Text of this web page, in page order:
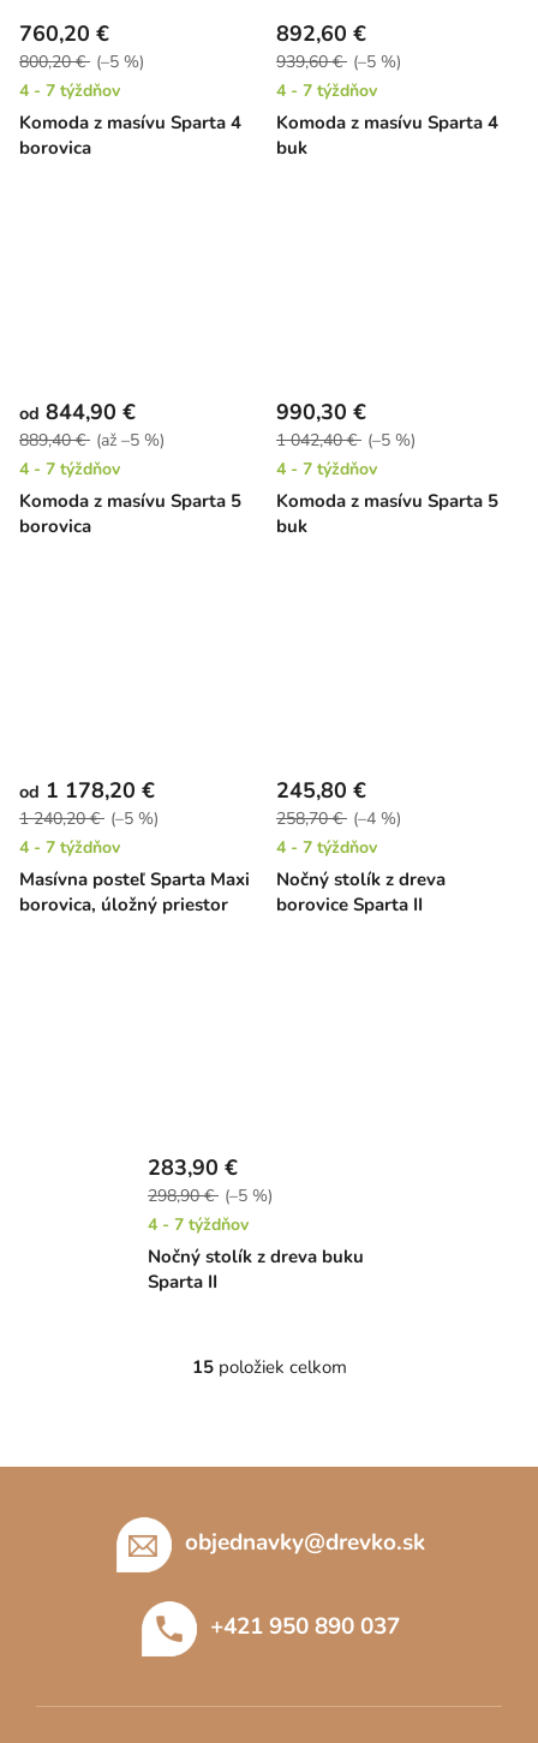
Komoda z masívu Sparta 4
borovica
760,20 €
800,20 € (–5 %)
4 - 7 týždňov
Komoda z masívu Sparta 4
buk
892,60 €
939,60 € (–5 %)
4 - 7 týždňov
Komoda z masívu Sparta 5
borovica
od 844,90 €
889,40 € (až –5 %)
4 - 7 týždňov
Komoda z masívu Sparta 5
buk
990,30 €
1 042,40 € (–5 %)
4 - 7 týždňov
Masívna posteľ Sparta Maxi
borovica, úložný priestor
od 1 178,20 €
1 240,20 € (–5 %)
4 - 7 týždňov
Nočný stolík z dreva
borovice Sparta II
245,80 €
258,70 € (–4 %)
4 - 7 týždňov
Nočný stolík z dreva buku
Sparta II
283,90 €
298,90 € (–5 %)
4 - 7 týždňov
O
c
p
r
15položiek celkom
objednavky@drevko.sk
+421 950 890 037